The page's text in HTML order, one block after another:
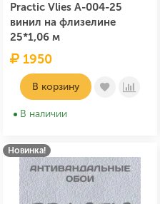
Practic Vlies А-004-25
винил на флизелине
25*1,06 м
1950
В корзину
В наличии
Новинка!